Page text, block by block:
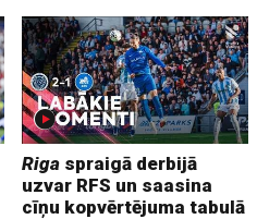
Riga spraigā derbijā
uzvar RFS un saasina
cīņu kopvērtējuma tabulā